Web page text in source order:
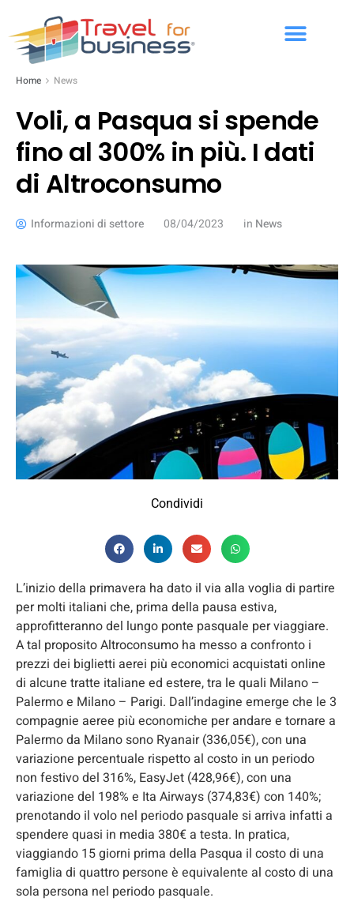
Home News
Voli, a Pasqua si spende
fino al 300% in più. I dati
di Altroconsumo
Informazioni di settore 08/04/2023 in News
Condividi
L’inizio della primavera ha dato il via alla voglia di partire
per molti italiani che, prima della pausa estiva,
approfitteranno del lungo ponte pasquale per viaggiare.
A tal proposito Altroconsumo ha messo a confronto i
prezzi dei biglietti aerei più economici acquistati online
di alcune tratte italiane ed estere, tra le quali Milano –
Palermo e Milano – Parigi. Dall’indagine emerge che le 3
compagnie aeree più economiche per andare e tornare a
Palermo da Milano sono Ryanair (336,05€), con una
variazione percentuale rispetto al costo in un periodo
non festivo del 316%, EasyJet (428,96€), con una
variazione del 198% e Ita Airways (374,83€) con 140%;
prenotando il volo nel periodo pasquale si arriva infatti a
spendere quasi in media 380€ a testa. In pratica,
viaggiando 15 giorni prima della Pasqua il costo di una
famiglia di quattro persone è equivalente al costo di una
sola persona nel periodo pasquale.